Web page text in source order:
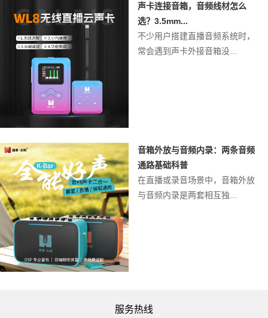
声卡连接音箱，音频线材怎么
选？3.5mm...
不少用户搭建直播音频系统时，
常会遇到声卡外接音箱没...
音箱外放与音频内录：两条音频
通路基础科普
在直播或录音场景中，音箱外放
与音频内录是两套相互独...
服务热线